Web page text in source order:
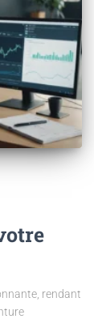
rendant